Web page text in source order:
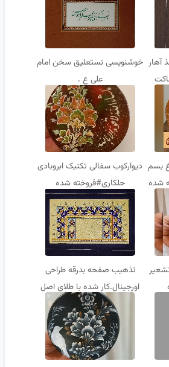
در
ملی
آهار خوشنویسی نستعلیق سخن امام
علی ع .
بسم
شده
دیوارکوب سفالی تکنیک ابروبادی
حلکاری#فروخته شده
تذهیب صفحه بدرقه طراحی
اورجینال.کار شده با طلای اصل
۲۴ عیار آلمانی